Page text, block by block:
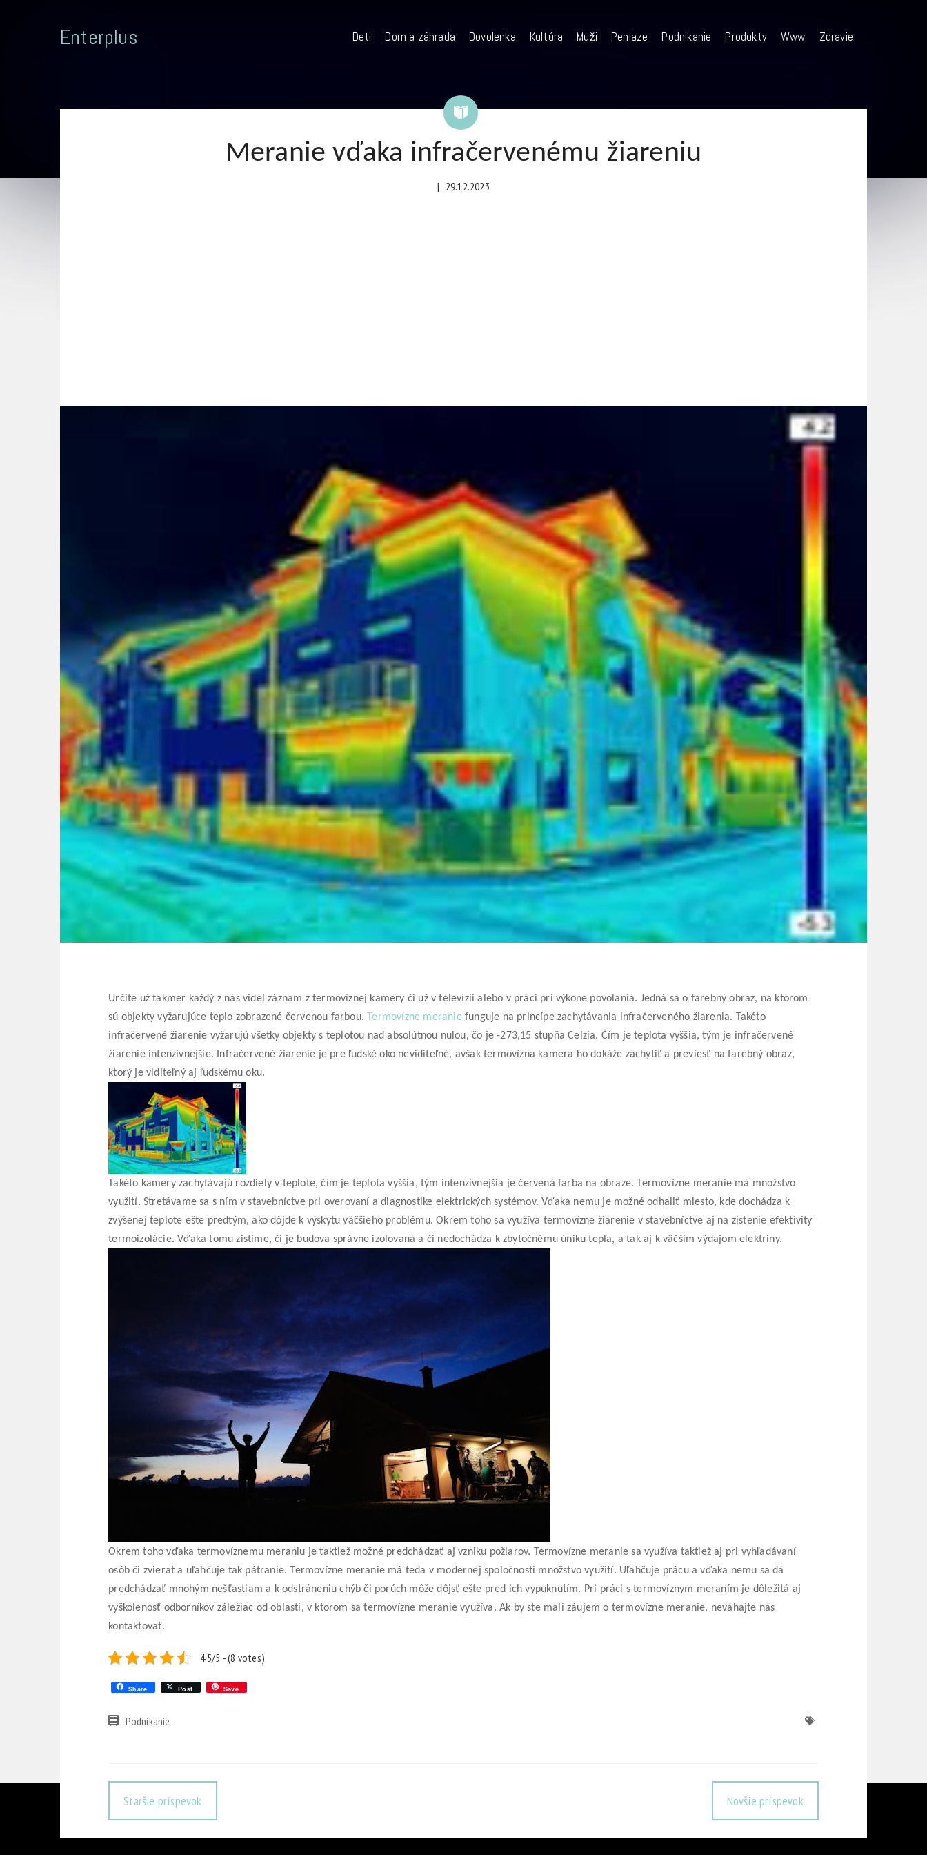
Enterplus Deti Dom a záhrada Dovolenka Kultúra Muži Peniaze Podnikanie Produkty Www Zdravie
Meranie vďaka infračervenému žiareniu
| 29.12.2023
Určite už takmer každý z nás videl záznam z termovíznej kamery či už v televízii alebo v práci pri výkone povolania. Jedná sa o farebný obraz, na ktorom
sú objekty vyžarujúce teplo zobrazené červenou farbou.
Termovízne meraniefunguje na princípe zachytávania infračerveného žiarenia. Takéto
infračervené žiarenie vyžarujú všetky objekty s teplotou nad absolútnou nulou, čo je -273,15 stupňa Celzia. Čím je teplota vyššia, tým je infračervené
žiarenie intenzívnejšie. Infračervené žiarenie je pre ľudské oko neviditeľné, avšak termovízna kamera ho dokáže zachytiť a previesť na farebný obraz,
ktorý je viditeľný aj ľudskému oku.
Takéto kamery zachytávajú rozdiely v teplote, čím je teplota vyššia, tým intenzívnejšia je červená farba na obraze.
Termovízne meranie má množstvo
využití. Stretávame sa s ním v stavebníctve pri overovaní a diagnostike elektrických systémov. Vďaka nemu je možné odhaliť miesto, kde dochádza k
zvýšenej teplote ešte predtým, ako dôjde k výskytu väčšieho problému. Okrem toho sa využíva termovízne žiarenie v stavebníctve aj na zistenie efektivity
termoizolácie. Vďaka tomu zistíme, či je budova správne izolovaná a či nedochádza k zbytočnému úniku tepla, a tak aj k väčším výdajom elektriny.
Okrem toho vďaka termovíznemu meraniu je taktiež možné predchádzať aj vzniku požiarov. Termovízne meranie sa využíva taktiež aj pri vyhľadávaní
osôb či zvierat a uľahčuje tak pátranie.
Termovízne meranie má teda v modernej spoločnosti množstvo využití. Uľahčuje prácu a vďaka nemu sa dá
predchádzať mnohým nešťastiam a k odstráneniu chýb či porúch môže dôjsť ešte pred ich vypuknutím. Pri práci s termovíznym meraním je dôležitá aj
vyškolenosť odborníkov záležiac od oblasti, v ktorom sa termovízne meranie využíva. Ak by ste mali záujem o termovízne meranie, neváhajte nás
kontaktovať.
4.5/5 - (8 votes)
Share Post Save
Podnikanie
Staršie príspevok Novšie príspevok